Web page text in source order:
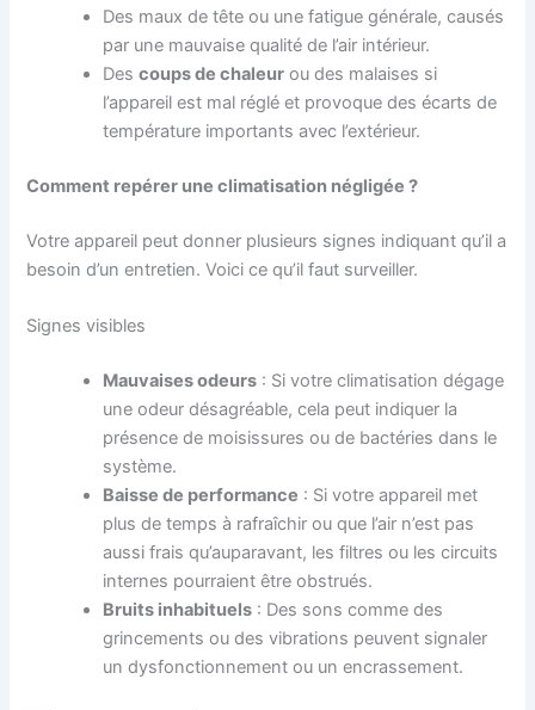
Des maux de tête ou une fatigue générale, causés
par une mauvaise qualité de l’air intérieur.
Descoups de chaleur ou des malaises si
l’appareil est mal réglé et provoque des écarts de
température importants avec l’extérieur.
Comment repérer une climatisation négligée ?
Votre appareil peut donner plusieurs signes indiquant qu’il a
besoin d’un entretien. Voici ce qu’il faut surveiller.
Signes visibles
Mauvaises odeurs : Si votre climatisation dégage
une odeur désagréable, cela peut indiquer la
présence de moisissures ou de bactéries dans le
système.
Baisse de performance : Si votre appareil met
plus de temps à rafraîchir ou que l’air n’est pas
aussi frais qu’auparavant, les filtres ou les circuits
internes pourraient être obstrués.
Bruits inhabituels : Des sons comme des
grincements ou des vibrations peuvent signaler
un dysfonctionnement ou un encrassement.